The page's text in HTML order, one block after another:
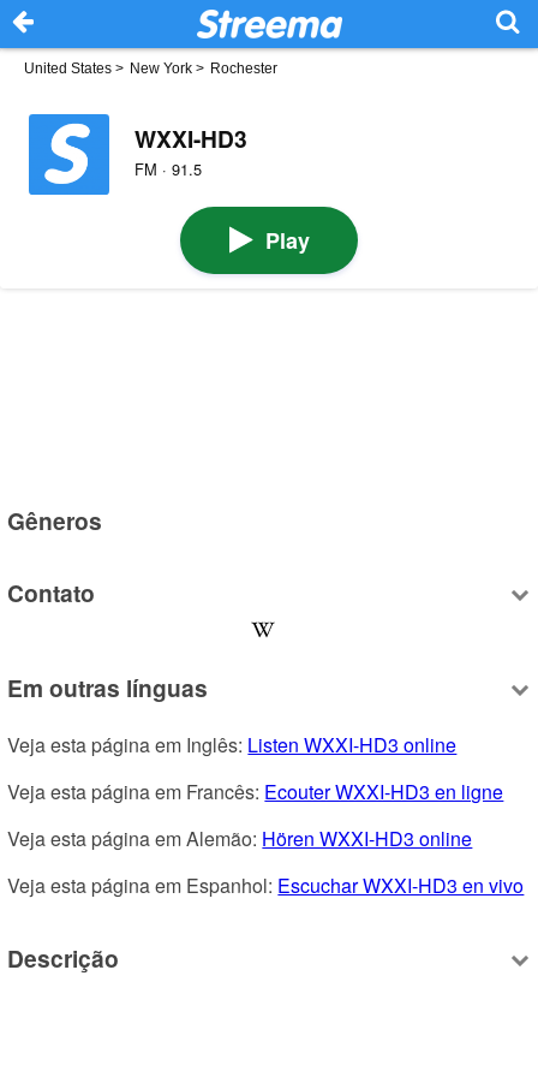
United States > New York > Rochester
WXXI-HD3
FM · 91.5
Play
Gêneros
Contato
Em outras línguas
Veja esta página em Inglês: Listen WXXI-HD3 online
Veja esta página em Francês: Ecouter WXXI-HD3 en ligne
Veja esta página em Alemão: Hören WXXI-HD3 online
Veja esta página em Espanhol: Escuchar WXXI-HD3 en vivo
Descrição